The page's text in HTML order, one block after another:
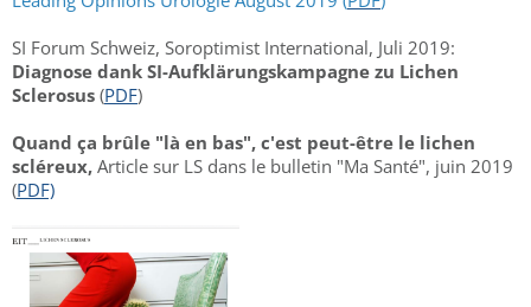
SI Forum Schweiz, Soroptimist International, Juli 2019:
Diagnose dank SI-Aufklärungskampagne zu Lichen
Sclerosus (PDF)
Quand ça brûle "là en bas", c'est peut-être le lichen
scléreux, Article sur LS dans le bulletin "Ma Santé", juin 2019
(PDF)